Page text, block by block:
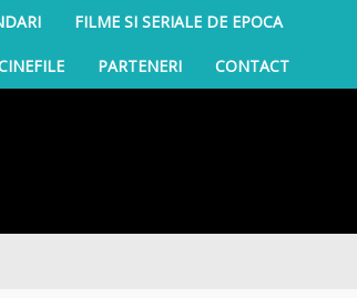
FILME SI SERIALE DE EPOCA
PARTENERI CONTACT